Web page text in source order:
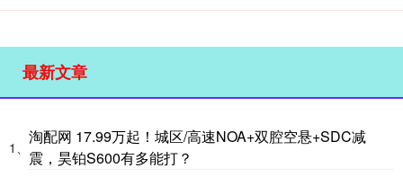
最新文章
1、
淘配网 17.99万起！城区/高速NOA+双腔空悬+SDC减
震，昊铂S600有多能打？